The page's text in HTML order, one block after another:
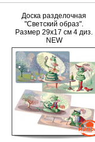
Доска разделочная
"Светский образ".
Размер 29х17 см 4 диз.
NEW